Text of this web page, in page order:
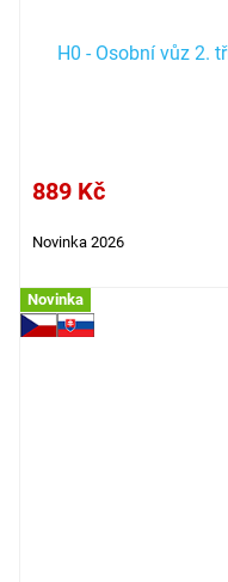
H0 - Osobní vůz 2.
889 Kč
Novinka 2026
Novinka